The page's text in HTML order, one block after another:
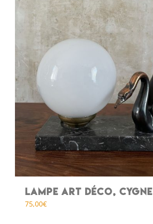
Lampe art déco, cygne
75,00€